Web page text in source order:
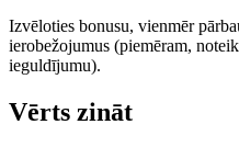
Izvēloties bonusu, vienmēr
ierobežojumus (piemēram,
ieguldījumu).
Vērts zināt